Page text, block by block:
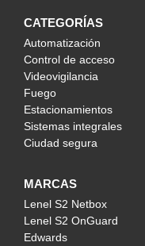
CATEGORÍAS
Automatización
Control de acceso
Videovigilancia
Fuego
Estacionamientos
Sistemas integrales
Ciudad segura
MARCAS
Lenel S2 Netbox
Lenel S2 OnGuard
Edwards